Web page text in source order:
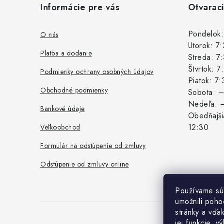
Používame
umožnili
stránky a
Informácie pre vás
O nás
Platba a dodanie
Podmienky ochrany osobných údajov
Obchodné podmienky
Bankové údaje
Veľkoobchod
Formulár na odstúpenie od zmluvy
Odstúpenie od zmluvy online
Utorok:
Streda:
Štvrtok:
Piatok:
Sobota:
Nedeľa:
12:30